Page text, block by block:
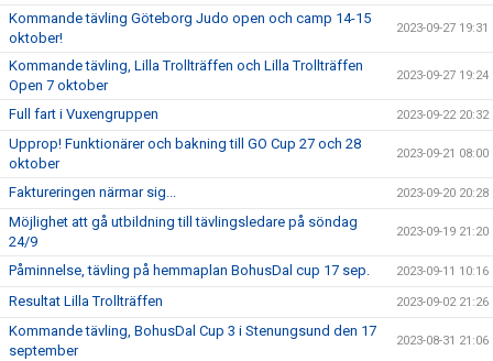
Kommande tävling Göteborg Judo open och camp 14-15
oktober!
2023-09-27 19:31
Kommande tävling, Lilla Trollträffen och Lilla Trollträffen
Open 7 oktober
2023-09-27 19:24
Full fart i Vuxengruppen 2023-09-22 20:32
Upprop! Funktionärer och bakning till GO Cup 27 och 28
oktober
2023-09-21 08:00
Faktureringen närmar sig... 2023-09-20 20:28
Möjlighet att gå utbildning till tävlingsledare på söndag
24/9
2023-09-19 21:20
Påminnelse, tävling på hemmaplan BohusDal cup 17 sep. 2023-09-11 10:16
Resultat Lilla Trollträffen 2023-09-02 21:26
Kommande tävling, BohusDal Cup 3 i Stenungsund den 17
september
2023-08-31 21:06